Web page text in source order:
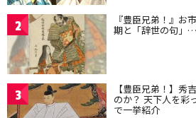
2 『豊臣兄弟！』お
期と「辞世の句」
3 【豊臣兄弟！】秀
のか？ 天下人を彩
で一挙紹介